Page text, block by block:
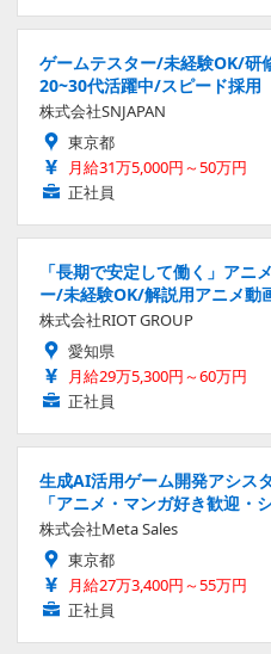
ゲームテスター/未経験OK/研
20~30代活躍中/スピード採用
株式会社SNJAPAN
東京都
月給31万5,000円～50万円
正社員
「長期で安定して働く」アニ
ー/未経験OK/解説用アニメ動
株式会社RIOT GROUP
愛知県
月給29万5,300円～60万円
正社員
生成AI活用ゲーム開発アシス
「アニメ・マンガ好き歓迎・
株式会社Meta Sales
東京都
月給27万3,400円～55万円
正社員